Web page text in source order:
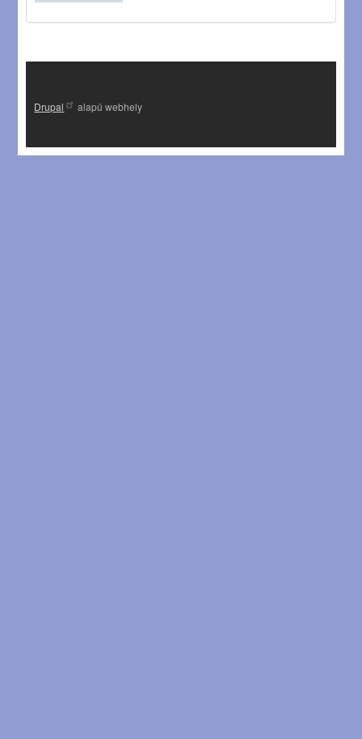
Drupal alapú webhely